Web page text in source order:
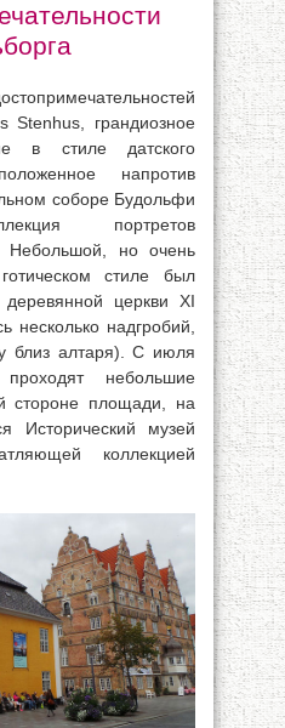
Stenhus, грандиозное
в стиле датского
напротив
соборе Будольфи
портретов
Небольшой, но очень
стиле был
церкви XI
несколько надгробий,
близ алтаря). С июля
небольшие
стороне площади, на
Исторический музей
коллекцией